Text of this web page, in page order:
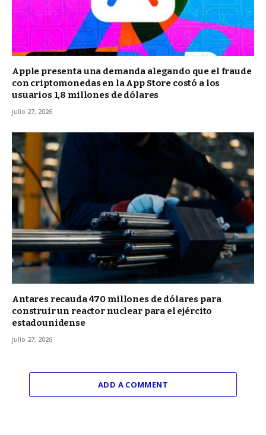
Apple presenta una demanda alegando que el fraude
con criptomonedas en la App Store costó a los
usuarios 1,8 millones de dólares
julio 27, 2026
Antares recauda 470 millones de dólares para
construir un reactor nuclear para el ejército
estadounidense
julio 27, 2026
ADD A COMMENT